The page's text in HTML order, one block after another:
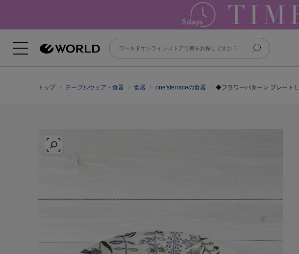
トップ テーブルウェア・食器 食器 one'sterraceの食器 ◆フラワーパターン プレート L